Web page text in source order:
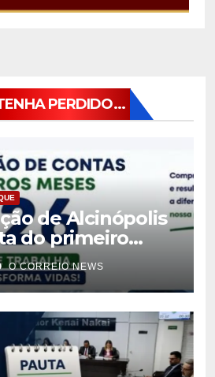
PERDIDO...
de Alcinópolis
do primeiro
2026
O CORREIO NEWS